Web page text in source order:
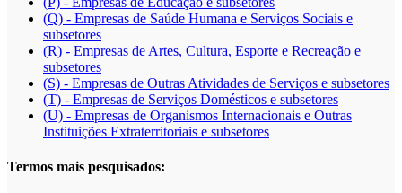
(Q) - Empresas de Saúde Humana e Serviços Sociais e
subsetores
(R) - Empresas de Artes, Cultura, Esporte e Recreação e
subsetores
(S) - Empresas de Outras Atividades de Serviços e subsetores
(T) - Empresas de Serviços Domésticos e subsetores
(U) - Empresas de Organismos Internacionais e Outras
Instituições Extraterritoriais e subsetores
Termos mais pesquisados: